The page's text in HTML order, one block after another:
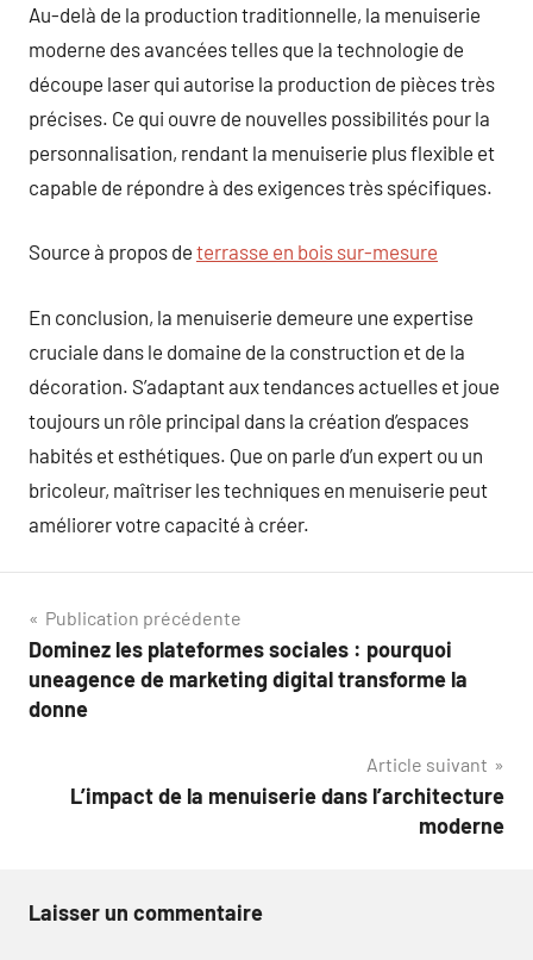
Au-delà de la production traditionnelle, la menuiserie
moderne des avancées telles que la technologie de
découpe laser qui autorise la production de pièces très
précises. Ce qui ouvre de nouvelles possibilités pour la
personnalisation, rendant la menuiserie plus flexible et
capable de répondre à des exigences très spécifiques.
Source à propos de terrasse en bois sur-mesure
En conclusion, la menuiserie demeure une expertise
cruciale dans le domaine de la construction et de la
décoration. S’adaptant aux tendances actuelles et joue
toujours un rôle principal dans la création d’espaces
habités et esthétiques. Que on parle d’un expert ou un
bricoleur, maîtriser les techniques en menuiserie peut
améliorer votre capacité à créer.
Navigation
de
l’article
Publication précédente
Dominez les plateformes sociales : pourquoi
uneagence de marketing digital transforme la
donne
Article suivant
L’impact de la menuiserie dans l’architecture
moderne
Laisser un commentaire